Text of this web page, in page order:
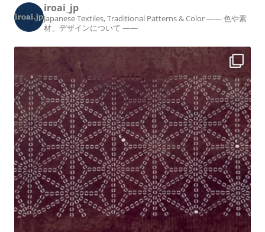
iroai_jp
Japanese Textiles, Traditional Patterns & Color—— 色や素
材、デザインについて ——